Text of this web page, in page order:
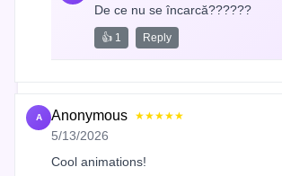
De ce nu se încarcă??????
👍 1 Reply
A Anonymous ★★★★★
5/13/2026
Cool animations!